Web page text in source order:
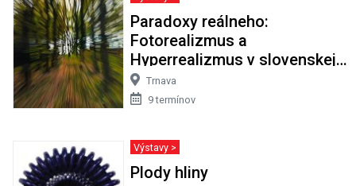
Paradoxy reálneho:
Fotorealizmus a
Hyperrealizmus v slovenskej
maľbe
Trnava
9 termínov
Výstavy >
Plody hliny